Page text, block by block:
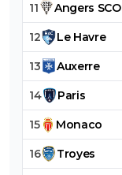
11 Angers SCO
12 Le Havre
13 Auxerre
14 Paris
15 Monaco
16 Troyes